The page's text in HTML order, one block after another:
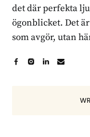
det där perfekta
ögonblicket. Det
som avgör, utan